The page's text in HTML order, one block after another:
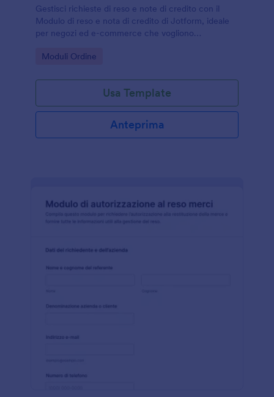
Gestisci richieste di reso e note di credito con il
Modulo di reso e nota di credito di Jotform, ideale
per negozi ed e-commerce che vogliono
form submission in modo chiaro.
Go to Category:
Moduli Ordine
Usa Template
Anteprima